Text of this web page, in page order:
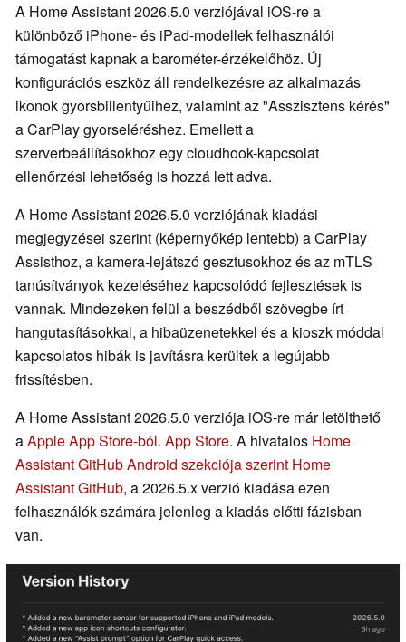
A Home Assistant 2026.5.0 verziójával iOS-re a
különböző iPhone- és iPad-modellek felhasználói
támogatást kapnak a barométer-érzékelőhöz. Új
konfigurációs eszköz áll rendelkezésre az alkalmazás
ikonok gyorsbillentyűihez, valamint az "Asszisztens kérés"
a CarPlay gyorseléréshez. Emellett a
szerverbeállításokhoz egy cloudhook-kapcsolat
ellenőrzési lehetőség is hozzá lett adva.
A Home Assistant 2026.5.0 verziójának kiadási
megjegyzései szerint (képernyőkép lentebb) a CarPlay
Assisthoz, a kamera-lejátszó gesztusokhoz és az mTLS
tanúsítványok kezeléséhez kapcsolódó fejlesztések is
vannak. Mindezeken felül a beszédből szövegbe írt
hangutasításokkal, a hibaüzenetekkel és a kioszk móddal
kapcsolatos hibák is javításra kerültek a legújabb
frissítésben.
A Home Assistant 2026.5.0 verziója iOS-re már letölthető
aApple App Store-ból. App Store. A hivatalos Home
Assistant GitHub Android szekciója szerint Home
Assistant GitHub, a 2026.5.x verzió kiadása ezen
felhasználók számára jelenleg a kiadás előtti fázisban
van.